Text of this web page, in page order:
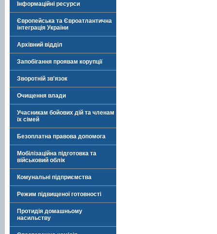
Інформаційні ресурси
Європейська та Євроатлантична
інтеграція України
Архівний відділ
Запобігання проявам корупції
Зворотній зв'язок
Очищення влади
Учасникам бойових дій та членам
їх сімей
Безоплатна правова допомога
Мобілізаційна підготовка та
військовий облік
Комунальні підприємства
Режим підвищеної готовності
Протидія домашньому
насильству